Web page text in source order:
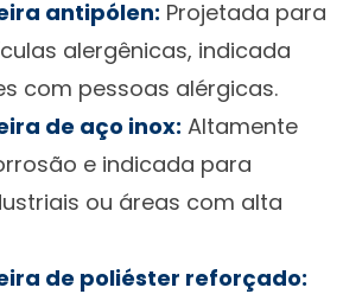
antipólen: Projetada para
alergênicas, indicada
com pessoas alérgicas.
de aço inox: Altamente
e indicada para
ou áreas com alta
de poliéster reforçado: